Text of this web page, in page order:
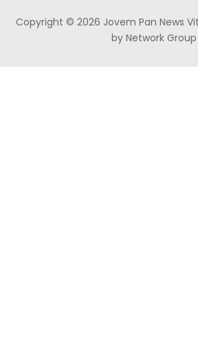
Copyright © 2026 Jovem Pan News
by Network Group